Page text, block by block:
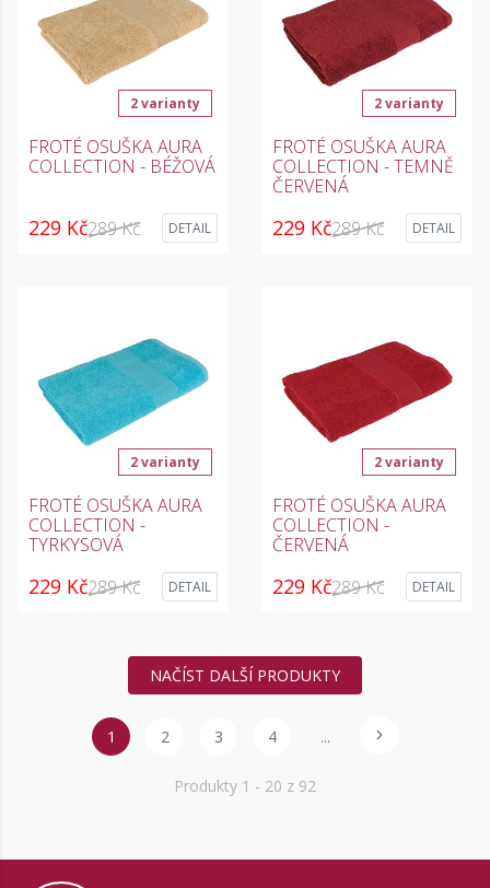
2 varianty
FROTÉ OSUŠKA AURA
COLLECTION - BÉŽOVÁ
229 Kč289 Kč DETAIL
2 varianty
FROTÉ OSUŠKA AURA
COLLECTION - TEMNĚ
ČERVENÁ
229 Kč289 Kč DETAIL
2 varianty
FROTÉ OSUŠKA AURA
COLLECTION -
TYRKYSOVÁ
229 Kč289 Kč DETAIL
2 varianty
FROTÉ OSUŠKA AURA
COLLECTION -
ČERVENÁ
229 Kč289 Kč DETAIL
NAČÍST DALŠÍ PRODUKTY
1 2 3 4 ...
Produkty 1 - 20 z 92